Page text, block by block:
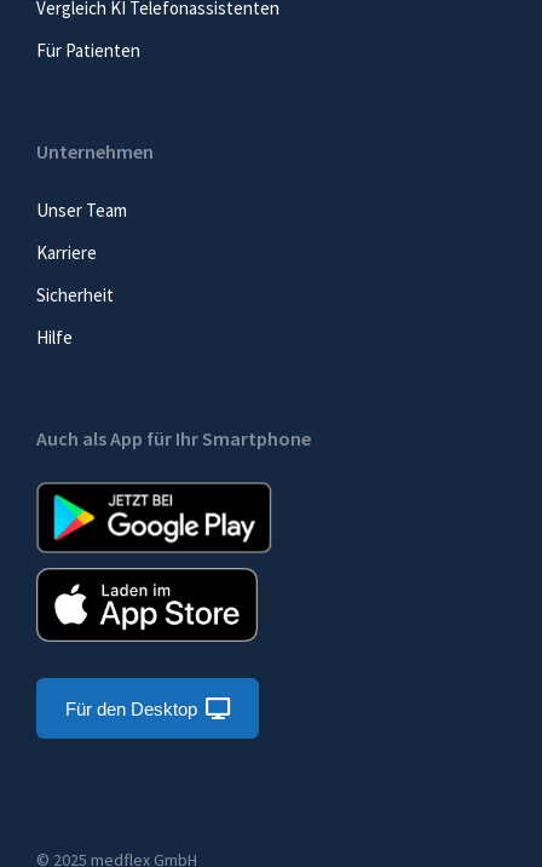
Vergleich KI Telefonassistenten
Für Patienten
Unternehmen
Unser Team
Karriere
Sicherheit
Hilfe
Auch als App für Ihr Smartphone
Für den Desktop
© 2025 medflex GmbH